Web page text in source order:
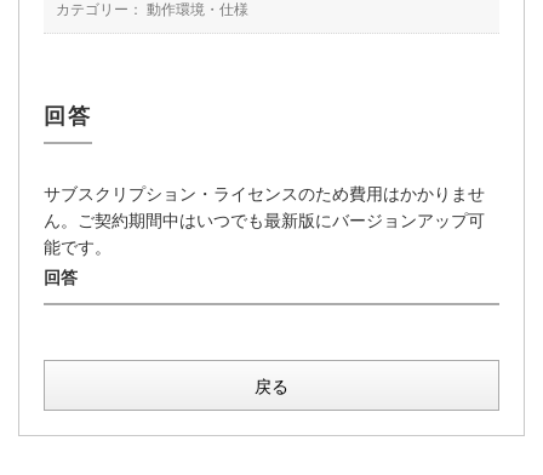
カテゴリー： 動作環境・仕様
サブスクリプション・ライセンスのため費用はかかりませ
ん。ご契約期間中はいつでも最新版にバージョンアップ可
能です。
戻る